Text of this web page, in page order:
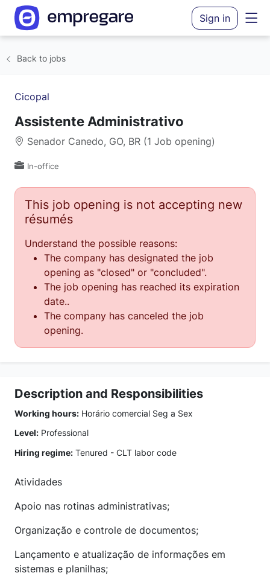
Sign in
Back to jobs
Cicopal
Assistente Administrativo
Senador Canedo, GO, BR (1 Job opening)
In-office
This job opening is not accepting new
résumés
Understand the possible reasons:
The company has designated the job
opening as "closed" or "concluded".
The job opening has reached its expiration
date..
The company has canceled the job
opening.
Description and Responsibilities
Working hours: Horário comercial Seg a Sex
Level: Professional
Hiring regime: Tenured - CLT labor code
Atividades
Apoio nas rotinas administrativas;
Organização e controle de documentos;
Lançamento e atualização de informações em
sistemas e planilhas;